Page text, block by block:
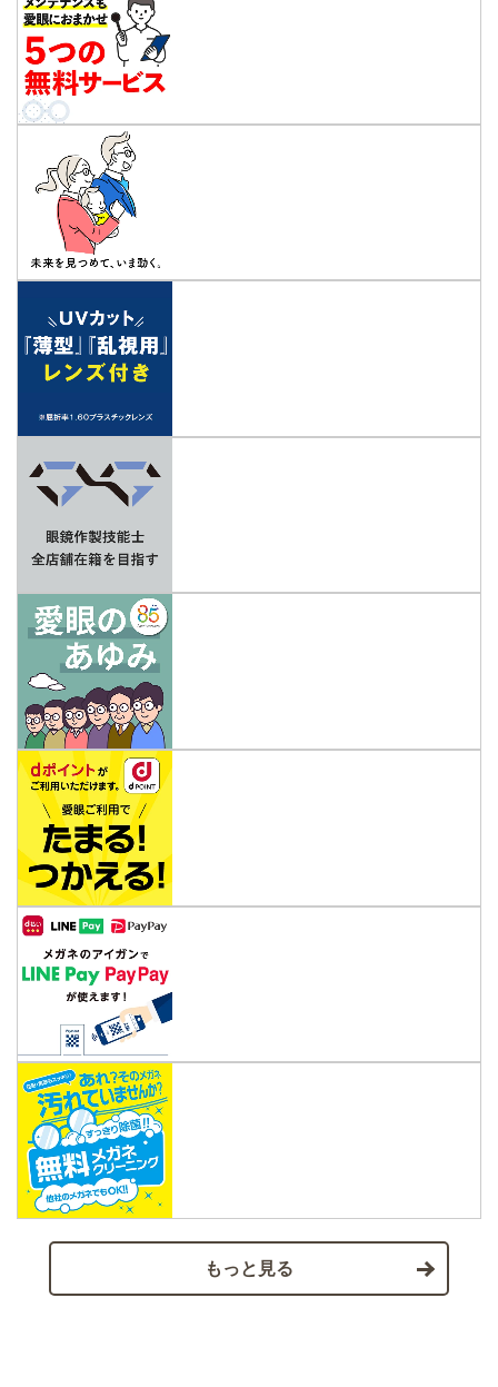
もっと見る